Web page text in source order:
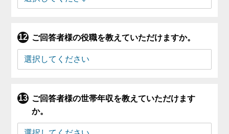
ご回答者様の役職を教えていただけますか。
ご回答者様の世帯年収を教えていただけます
か。